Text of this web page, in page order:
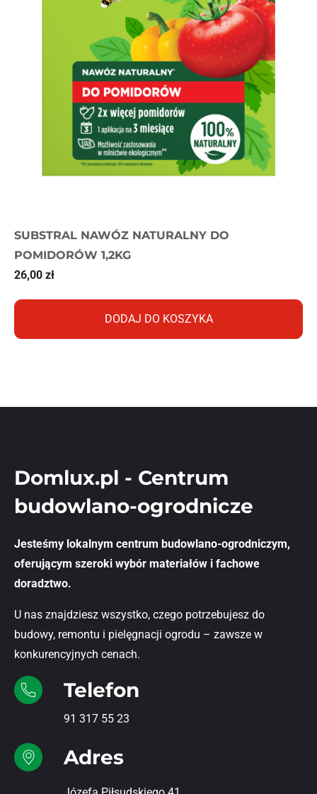
SUBSTRAL NAWÓZ NATURALNY DO
POMIDORÓW 1,2KG
26,00 zł
DODAJ DO KOSZYKA
Domlux.pl - Centrum
budowlano-ogrodnicze
Jesteśmy lokalnym centrum budowlano-ogrodniczym,
oferującym szeroki wybór materiałów i fachowe
doradztwo.
U nas znajdziesz wszystko, czego potrzebujesz do
budowy, remontu i pielęgnacji ogrodu – zawsze w
konkurencyjnych cenach.
Telefon
91 317 55 23
Adres